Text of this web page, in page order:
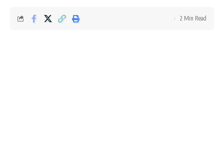
2 Min Read